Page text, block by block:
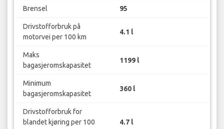
Brensel 95
Drivstofforbruk på
motorvei per 100 km
4.1 l
Maks
bagasjeromskapasitet
1199 l
Minimum
bagasjeromskapasitet
360 l
Drivstofforbruk for
blandet kjøring per 100
4.7 l